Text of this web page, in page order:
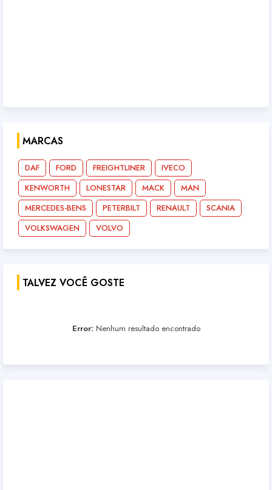
MARCAS
DAF FORD FREIGHTLINER
IVECO
KENWORTH
LONESTAR MACK
MAN
MERCEDES-BENS
PETERBILT RENAULT
SCANIA
VOLKSWAGEN
VOLVO
TALVEZ VOCÊ GOSTE
Error: Nenhum resultado encontrado